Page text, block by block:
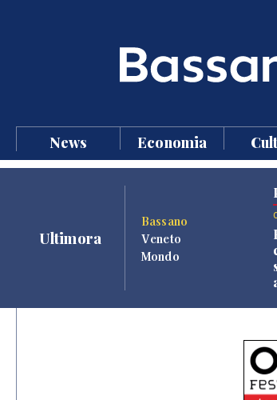
News Economia
Ultimora
Bassano
Veneto
Mondo